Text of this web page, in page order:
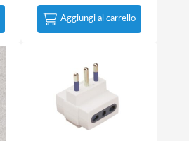
Aggiungi al carrello